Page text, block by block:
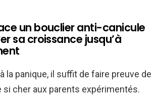
un bouclier anti-canicule
sa croissance jusqu’à
la panique, il suffit de faire preuve de
si cher aux parents expérimentés.